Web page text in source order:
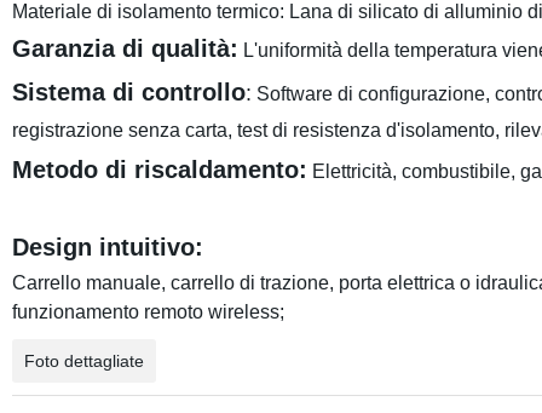
Materiale di isolamento termico: Lana di silicato di alluminio
Garanzia di qualità: L'uniformità della temperatura
Sistema di controllo: Software di configurazione,
registrazione senza carta, test di resistenza d'isolamento,
Metodo di riscaldamento: Elettricità, combustibile,
Design intuitivo:
Carrello manuale, carrello di trazione, porta elettrica o
funzionamento remoto wireless;
Foto dettagliate